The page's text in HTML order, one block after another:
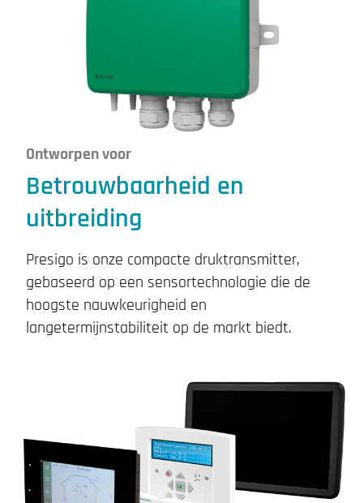
Ontworpen voor
Betrouwbaarheid en
uitbreiding
Presigo is onze compacte druktransmitter,
gebaseerd op een sensortechnologie die de
hoogste nauwkeurigheid en
langetermijnstabiliteit op de markt biedt.